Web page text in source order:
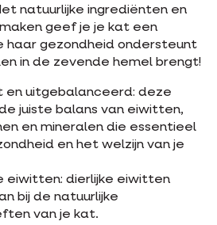
natuurlijke ingrediënten en
geef je je kat een
haar gezondheid ondersteunt
in de zevende hemel brengt!
en uitgebalanceerd: deze
juiste balans van eiwitten,
en mineralen die essentieel
en het welzijn van je
eiwitten: dierlijke eiwitten
bij de natuurlijke
van je kat.